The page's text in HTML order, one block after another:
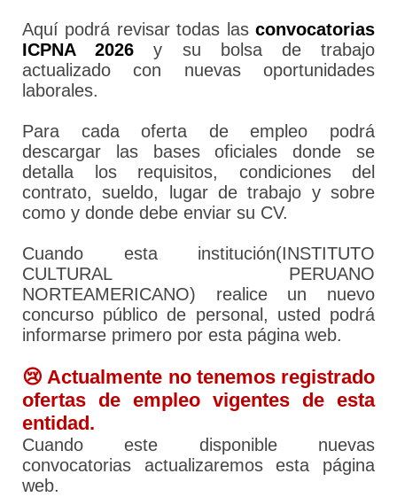
Aquí podrá revisar todas las convocatorias
ICPNA 2026 y su bolsa de trabajo
actualizado con nuevas oportunidades
laborales.
Para cada oferta de empleo podrá
descargar las bases oficiales donde se
detalla los requisitos, condiciones del
contrato, sueldo, lugar de trabajo y sobre
como y donde debe enviar su CV.
Cuando esta institución(INSTITUTO
CULTURAL PERUANO
NORTEAMERICANO) realice un nuevo
concurso público de personal, usted podrá
informarse primero por esta página web.
😢 Actualmente no tenemos registrado
ofertas de empleo vigentes de esta
entidad.
Cuando este disponible nuevas
convocatorias actualizaremos esta página
web.